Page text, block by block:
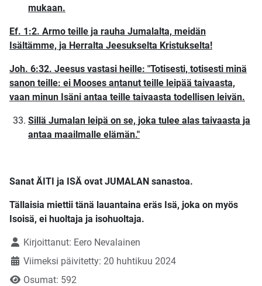
mukaan.
Ef. 1:2. Armo teille ja rauha Jumalalta, meidän
Isältämme, ja Herralta Jeesukselta Kristukselta!
Joh. 6:32. Jeesus vastasi heille: "Totisesti, totisesti minä
sanon teille: ei Mooses antanut teille leipää taivaasta,
vaan minun Isäni antaa teille taivaasta todellisen leivän.
Sillä Jumalan leipä on se, joka tulee alas taivaasta ja
antaa maailmalle elämän."
Sanat ÄITI ja ISÄ ovat JUMALAN sanastoa.
Tällaisia miettii tänä lauantaina eräs Isä, joka on myös
Isoisä, ei huoltaja ja isohuoltaja.
TietojaKirjoittanut: Eero Nevalainen
Viimeksi päivitetty: 20 huhtikuu 2024
Osumat: 592